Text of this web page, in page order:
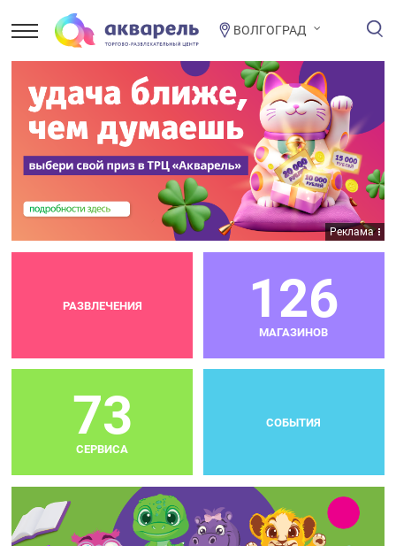
ВОЛГОГРАД
Реклама
РАЗВЛЕЧЕНИЯ 126
МАГАЗИНОВ
73
СЕРВИСА
СОБЫТИЯ